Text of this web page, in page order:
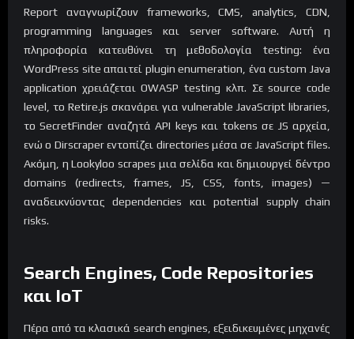
Report αναγνωρίζουν frameworks, CMS, analytics, CDN,
programming languages και server software. Αυτή η
πληροφορία κατευθύνει τη μεθοδολογία testing: ένα
WordPress site απαιτεί plugin enumeration, ένα custom Java
application χρειάζεται OWASP testing κλπ. Σε source code
level, το Retire.js σκανάρει για vulnerable JavaScript libraries,
το SecretFinder αναζητά API keys και tokens σε JS αρχεία,
ενώ ο Dirscraper εντοπίζει directories μέσα σε JavaScript files.
Ακόμη, η Lookyloo scrapes μια σελίδα και δημιουργεί δέντρο
domains (redirects, frames, JS, CSS, fonts, images) —
αναδεικνύοντας dependencies και potential supply chain
risks.
Search Engines, Code Repositories
και IoT
Πέρα από τα κλασικά search engines, εξειδικευμένες μηχανές